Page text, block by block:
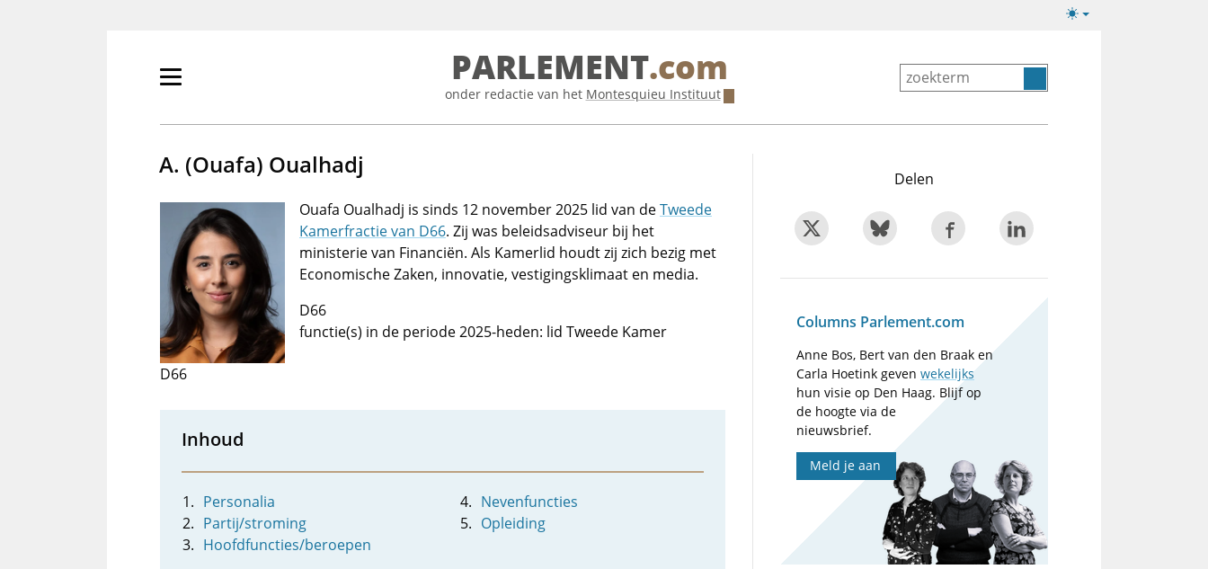
Lichte/donkere
Primair
tonen/verbergen
PARLEMENT.com
onder redactie van het Montesquieu Instituut
A. (Ouafa) Oualhadj
D66
Ouafa Oualhadj is sinds 12 november 2025 lid van deTweede
Kamerfractie van D66. Zij was beleidsadviseur bij het
ministerie van Financiën. Als Kamerlid houdt zij zich bezig met
Economische Zaken, innovatie, vestigingsklimaat en media.
D66
functie(s) in de periode 2025-heden: lid Tweede Kamer
Inhoud
Personalia
Partij/stroming
Hoofdfuncties/beroepen
Nevenfuncties
Opleiding
Delen
Columns Parlement.com
Anne Bos, Bert van den Braak en
Carla Hoetink gevenwekelijks
hun visie op Den Haag. Blijf op
de hoogte via de
nieuwsbrief.
Meld je aan